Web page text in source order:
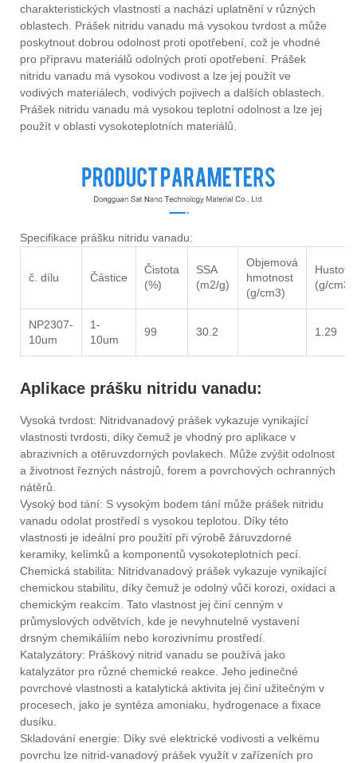
charakteristických vlastností a nachází uplatnění v různých
oblastech. Prášek nitridu vanadu má vysokou tvrdost a může
poskytnout dobrou odolnost proti opotřebení, což je vhodné
pro přípravu materiálů odolných proti opotřebení. Prášek
nitridu vanadu má vysokou vodivost a lze jej použít ve
vodivých materiálech, vodivých pojivech a dalších oblastech.
Prášek nitridu vanadu má vysokou teplotní odolnost a lze jej
použít v oblasti vysokoteplotních materiálů.
Specifikace prášku nitridu vanadu:
č. dílu Částice
Čistota
(%)
SSA
(m2/g)
Objemová
hmotnost
(g/cm3)
Hustota
(g/cm3)
NP2307-
10um
1-
10um
99 30.2 1.29
Aplikace prášku nitridu vanadu:
Vysoká tvrdost: Nitridvanadový prášek vykazuje vynikající
vlastnosti tvrdosti, díky čemuž je vhodný pro aplikace v
abrazivních a otěruvzdorných povlakech. Může zvýšit odolnost
a životnost řezných nástrojů, forem a povrchových ochranných
nátěrů.
Vysoký bod tání: S vysokým bodem tání může prášek nitridu
vanadu odolat prostředí s vysokou teplotou. Díky této
vlastnosti je ideální pro použití při výrobě žáruvzdorné
keramiky, kelímků a komponentů vysokoteplotních pecí.
Chemická stabilita: Nitridvanadový prášek vykazuje vynikající
chemickou stabilitu, díky čemuž je odolný vůči korozi, oxidaci a
chemickým reakcím. Tato vlastnost jej činí cenným v
průmyslových odvětvích, kde je nevyhnutelné vystavení
drsným chemikáliím nebo korozivnímu prostředí.
Katalyzátory: Práškový nitrid vanadu se používá jako
katalyzátor pro různé chemické reakce. Jeho jedinečné
povrchové vlastnosti a katalytická aktivita jej činí užitečným v
procesech, jako je syntéza amoniaku, hydrogenace a fixace
dusíku.
Skladování energie: Díky své elektrické vodivosti a velkému
povrchu lze nitrid-vanadový prášek využít v zařízeních pro